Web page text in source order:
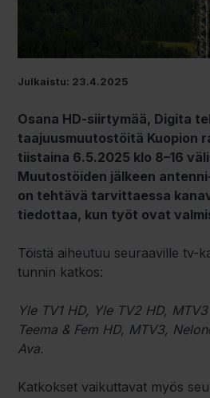
Julkaistu: 23.4.2025
Osana HD-siirtymää, Digita
taajuusmuutostöitä Kuopion
tiistaina 6.5.2025 klo 8–16
Muutostöiden jälkeen
on tehtävä tarvittaessa
tiedottaa, kun työt ovat
Töistä aiheutuu seuraaville tv-
tunnin katkos:
Yle TV1 HD, Yle TV2 HD,
Teema & Fem HD, MTV3,
Ava.
Katkokset vaikuttavat myös